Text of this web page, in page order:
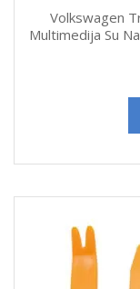
Volkswagen
Multimedija Su